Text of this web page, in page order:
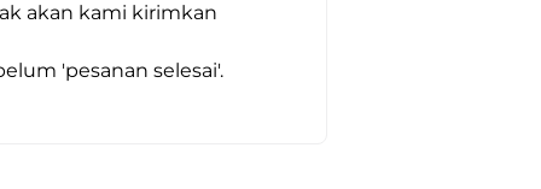
akan kami kirimkan
'pesanan selesai'.